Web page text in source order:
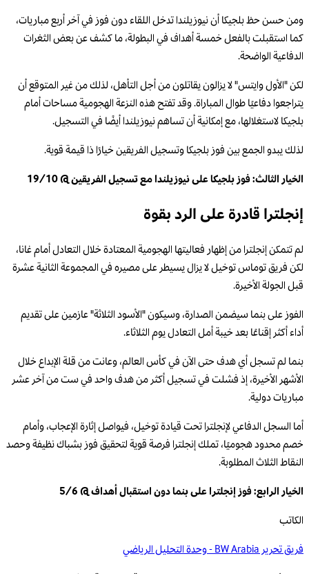
ومن حسن حظ بلجيكا أن نيوزيلندا تدخل اللقاء دون فوز في آخر أربع مباريات،
كما استقبلت بالفعل خمسة أهداف في البطولة، ما كشف عن بعض الثغرات
الدفاعية الواضحة.
لكن "الأول وايتس" لا يزالون يقاتلون من أجل التأهل، لذلك من غير المتوقع أن
يتراجعوا دفاعيًا طوال المباراة. وقد تفتح هذه النزعة الهجومية مساحات أمام
بلجيكا لاستغلالها، مع إمكانية أن تساهم نيوزيلندا أيضًا في التسجيل.
لذلك يبدو الجمع بين فوز بلجيكا وتسجيل الفريقين خيارًا ذا قيمة قوية.
الخيار الثالث: فوز بلجيكا على نيوزيلندا مع تسجيل الفريقين @ 19/10
إنجلترا قادرة على الرد بقوة
لم تتمكن إنجلترا من إظهار فعاليتها الهجومية المعتادة خلال التعادل أمام غانا،
لكن فريق توماس توخيل لا يزال يسيطر على مصيره في المجموعة الثانية عشرة
قبل الجولة الأخيرة.
الفوز على بنما سيضمن الصدارة، وسيكون "الأسود الثلاثة" عازمين على تقديم
أداء أكثر إقناعًا بعد خيبة أمل التعادل يوم الثلاثاء.
بنما لم تسجل أي هدف حتى الآن في كأس العالم، وعانت من قلة الإبداع خلال
الأشهر الأخيرة، إذ فشلت في تسجيل أكثر من هدف واحد في ست من آخر عشر
مباريات دولية.
أما السجل الدفاعي لإنجلترا تحت قيادة توخيل، فيواصل إثارة الإعجاب، وأمام
خصم محدود هجوميًا، تملك إنجلترا فرصة قوية لتحقيق فوز بشباك نظيفة وحصد
النقاط الثلاث المطلوبة.
الخيار الرابع: فوز إنجلترا على بنما دون استقبال أهداف @ 5/6
الكاتب
فريق تحرير BW Arabia - وحدة التحليل الرياضي